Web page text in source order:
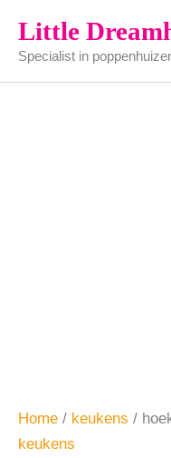
naar
inhoud
Little
Specialist in
Home / keukens /
keukens
wit
aantal